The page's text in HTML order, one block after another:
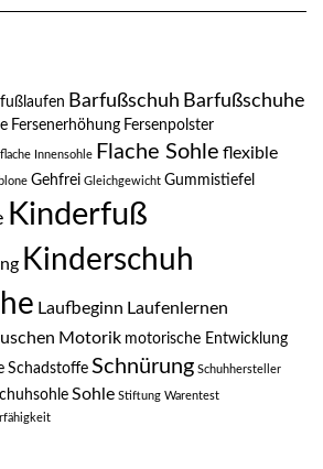
Barfußschuh Barfußschuhe
Fersenerhöhung Fersenpolster
flache Innensohle Flache Sohle flexible
Gehfrei Gleichgewicht Gummistiefel
Kinderfuß
Kinderschuh
Laufbeginn Laufenlernen
Motorik motorische Entwicklung
Schadstoffe Schnürung Schuhhersteller
Sohle Stiftung Warentest